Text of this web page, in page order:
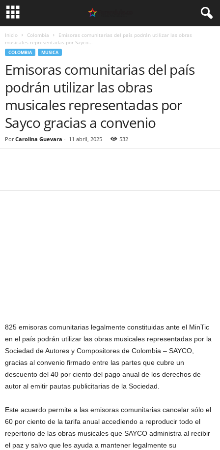
Inicio Colombia
Emisoras comunitarias del país podrán utilizar las obras
musicales representadas por Sayco...
COLOMBIA MUSICA
Emisoras comunitarias del país
podrán utilizar las obras
musicales representadas por
Sayco gracias a convenio
Por Carolina Guevara - 11 abril, 2025 532
825 emisoras comunitarias legalmente constituidas ante el MinTic
en el país podrán utilizar las obras musicales representadas por la
Sociedad de Autores y Compositores de Colombia – SAYCO,
gracias al convenio firmado entre las partes que cubre un
descuento del 40 por ciento del pago anual de los derechos de
autor al emitir pautas publicitarias de la Sociedad.
Este acuerdo permite a las emisoras comunitarias cancelar sólo el
60 por ciento de la tarifa anual accediendo a reproducir todo el
repertorio de las obras musicales que SAYCO administra al recibir
el paz y salvo que les ayuda a mantener legalmente su